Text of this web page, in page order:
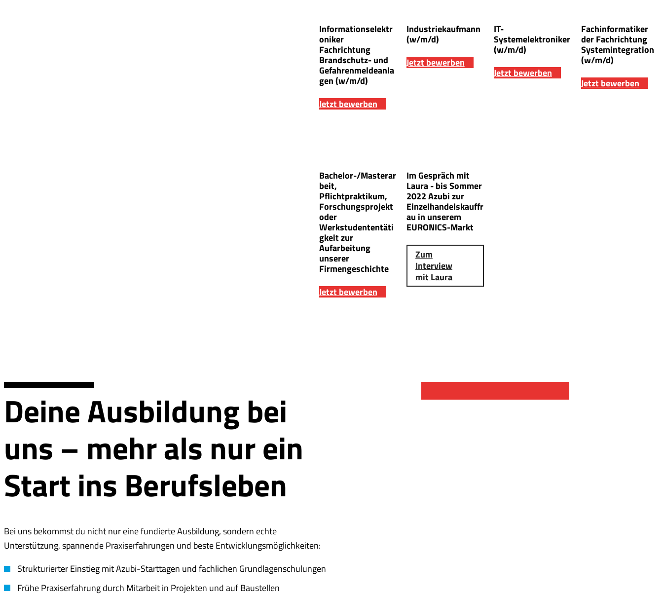
Informationselektr
oniker
Fachrichtung
Brandschutz- und
Gefahrenmeldeanla
gen (w/m/d)
Jetzt bewerben
Industriekaufmann
(w/m/d)
Jetzt bewerben
IT-
Systemelektroniker
(w/m/d)
Jetzt bewerben
Fachinformatiker
der Fachrichtung
Systemintegration
(w/m/d)
Jetzt bewerben
Bachelor-/Masterar
beit,
Pflichtpraktikum,
Forschungsprojekt
oder
Werkstudententäti
gkeit zur
Aufarbeitung
unserer
Firmengeschichte
Jetzt bewerben
Im Gespräch mit
Laura - bis Sommer
2022 Azubi zur
Einzelhandelskauffr
au in unserem
EURONICS-Markt
Zum
Interview
mit Laura
Deine Ausbildung bei
uns – mehr als nur ein
Start ins Berufsleben
Bei uns bekommst du nicht nur eine fundierte Ausbildung, sondern echte
Unterstützung, spannende Praxiserfahrungen und beste Entwicklungsmöglichkeiten:
Strukturierter Einstieg mit Azubi-Starttagen und fachlichen Grundlagenschulungen
Frühe Praxiserfahrung durch Mitarbeit in Projekten und auf Baustellen